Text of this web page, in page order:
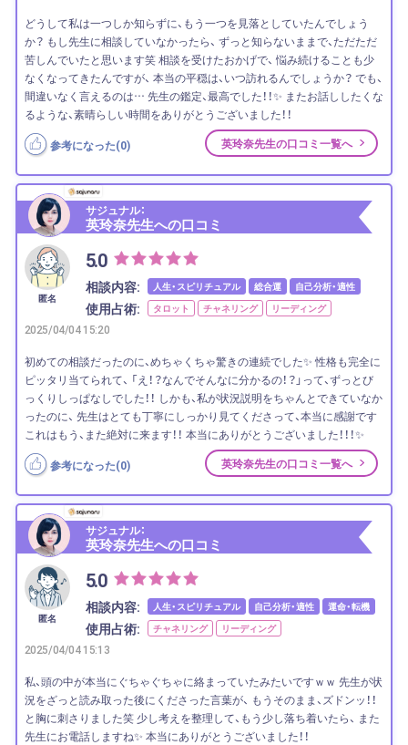
どうして私は一つしか知らずに、もう一つを見落としていたんでしょう
か？ もし先生に相談していなかったら、 ずっと知らないままで、ただただ
苦しんでいたと思います笑 相談を受けたおかげで、 悩み続けることも少
なくなってきたんですが、 本当の平穏は、いつ訪れるんでしょうか？ でも、
間違いなく言えるのは… 先生の鑑定、最高でした！！✨ またお話ししたくな
るような、素晴らしい時間をありがとうございました！！
参考になった(0) 英玲奈先生の口コミ一覧へ
サジュナル：
英玲奈先生への口コミ
匿名
5.0
相談内容: 人生・スピリチュアル 総合運 自己分析・適性
使用占術: タロット チャネリング リーディング
2025/04/04 15:20
初めての相談だったのに、めちゃくちゃ驚きの連続でした✨ 性格も完全に
ピッタリ当てられて、 「え！？なんでそんなに分かるの！？」って、ずっとび
っくりしっぱなしでした！！ しかも、私が状況説明をちゃんとできていなか
ったのに、 先生はとても丁寧にしっかり見てくださって、本当に感謝です
これはもう、また絶対に来ます！！ 本当にありがとうございました！！！✨
参考になった(0) 英玲奈先生の口コミ一覧へ
サジュナル：
英玲奈先生への口コミ
匿名
5.0
相談内容: 人生・スピリチュアル 自己分析・適性 運命・転機
使用占術: チャネリング リーディング
2025/04/04 15:13
私、頭の中が本当にぐちゃぐちゃに絡まっていたみたいですｗｗ 先生が状
況をざっと読み取った後にくださった言葉が、 もうそのまま、ズドンッ！！
と胸に刺さりました笑 少し考えを整理して、もう少し落ち着いたら、 また
先生にお電話しますね✨ 本当にありがとうございました！！